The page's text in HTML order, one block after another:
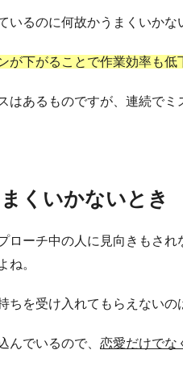
いるのに何故かうまくいかな
が下がることで作業効率も
はあるものですが、連続で
くいかないとき
ローチ中の人に見向きもさ
ね。
ちを受け入れてもらえないの
んでいるので、 恋愛だけでな